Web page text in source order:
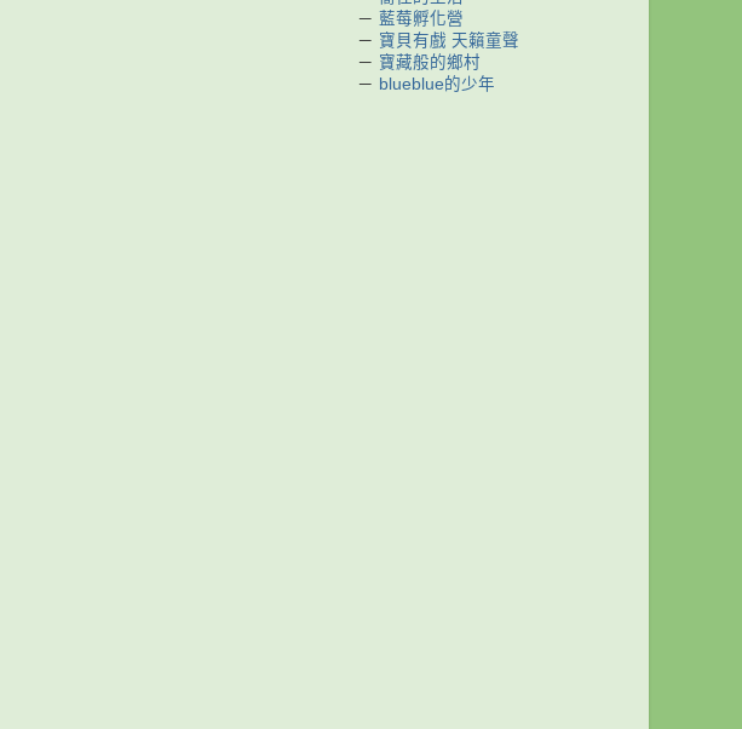
－ 藍莓孵化營
－ 寶貝有戲 天籟童聲
－ 寶藏般的鄉村
－ blueblue的少年